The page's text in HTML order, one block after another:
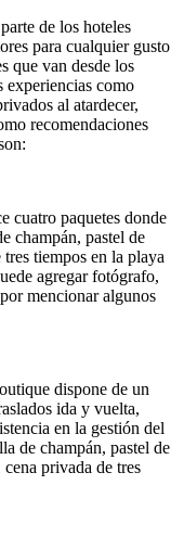
de los hoteles
para cualquier gusto
que van desde los
experiencias como
al atardecer,
recomendaciones
cuatro paquetes donde
champán, pastel de
tiempos en la playa
agregar fotógrafo,
mencionar algunos
dispone de un
ida y vuelta,
en la gestión del
de champán, pastel de
privada de tres